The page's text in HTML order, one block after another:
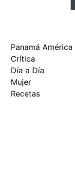
Panamá América
Crítica
Día a Día
Mujer
Recetas